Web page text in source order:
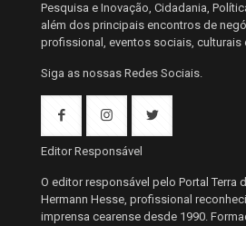
Pesquisa e Inovação, Cidadania,
além dos principais encontros de
profissional, eventos sociais, culturais
Siga as nossas Redes Sociais.
Editor Responsável
O editor responsável pelo Portal Terra
Hermann Hesse, profissional
imprensa cearense desde 1990.